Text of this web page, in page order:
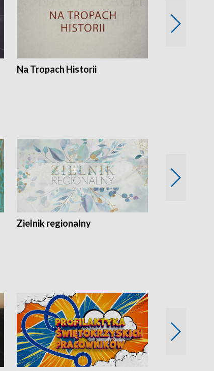
Na Tropach Historii
Zielnik regionalny